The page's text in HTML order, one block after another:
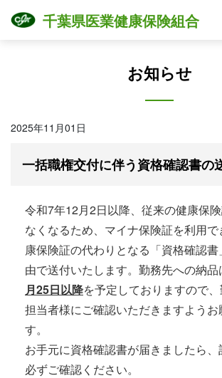
千葉県医業健康保険組合
お知らせ
2025年11月01日
一括職権交付に伴う資格確認書の
令和7年12月2日以降、従来の健康保
なくなるため、マイナ保険証を利用
康保険証の代わりとなる「資格確認
由で送付いたします。勤務先への納品
月25日以降を予定しておりますので
担当者様にご確認いただきますようお
す。
お手元に資格確認書が届きましたら
必ずご確認ください。